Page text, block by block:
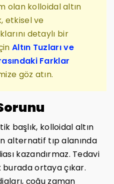
olan kolloidal altın
etkisel ve
detaylı bir
Altın Tuzları ve
Farklar
göz atın.
başlık, kolloidal altın
alternatif tıp alanında
kazandırmaz. Tedavi
burada ortaya çıkar.
çoğu zaman